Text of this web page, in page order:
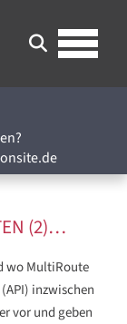
(2)…
wo MultiRoute
inzwischen
vor und geben